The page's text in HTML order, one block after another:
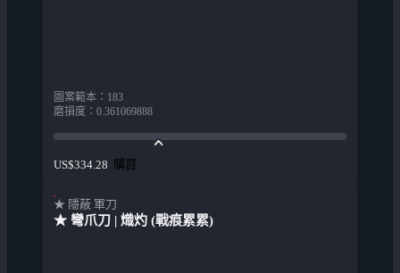
圖案範本 ： 183
磨損度 ： 0.361069888
US$334.28 購買
★ 隱蔽 軍刀
★ 彎爪刀 | 熾灼 (戰痕累累)